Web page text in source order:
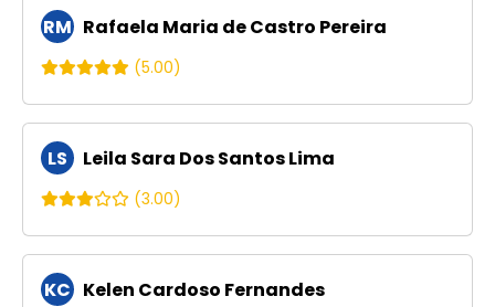
RM Rafaela Maria de Castro Pereira
(5.00)
LS Leila Sara Dos Santos Lima
(3.00)
KC Kelen Cardoso Fernandes